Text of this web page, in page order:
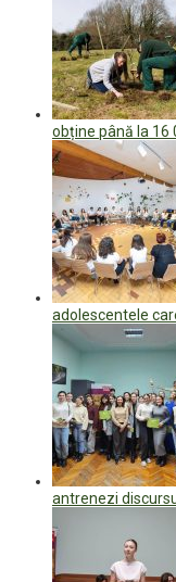
obține până la 16
adolescentele
antrenezi